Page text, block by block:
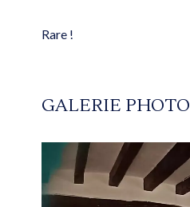
Rare !
GALERIE PHOTO